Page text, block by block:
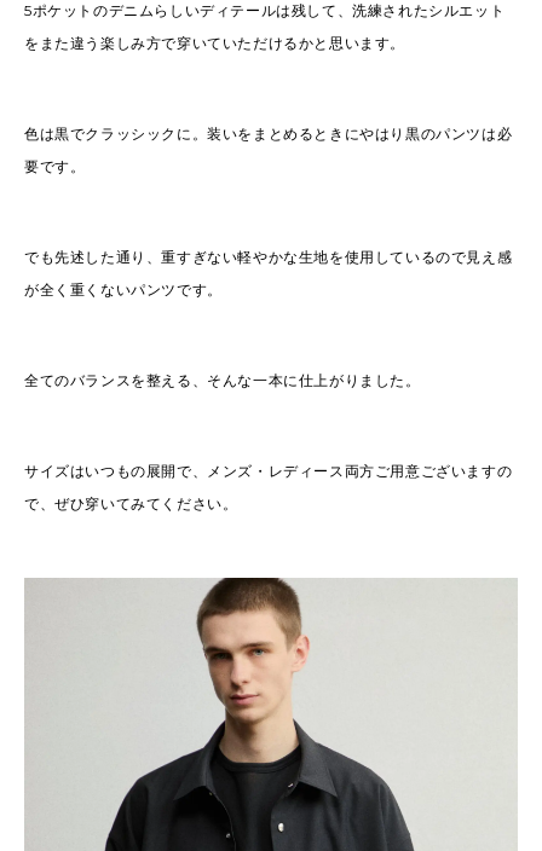
5ポケットのデニムらしいディテールは残して、洗練されたシルエット
をまた違う楽しみ方で穿いていただけるかと思います。
色は黒でクラッシックに。装いをまとめるときにやはり黒のパンツは必
要です。
でも先述した通り、重すぎない軽やかな生地を使用しているので見え感
が全く重くないパンツです。
全てのバランスを整える、そんな一本に仕上がりました。
サイズはいつもの展開で、メンズ・レディース両方ご用意ございますの
で、ぜひ穿いてみてください。